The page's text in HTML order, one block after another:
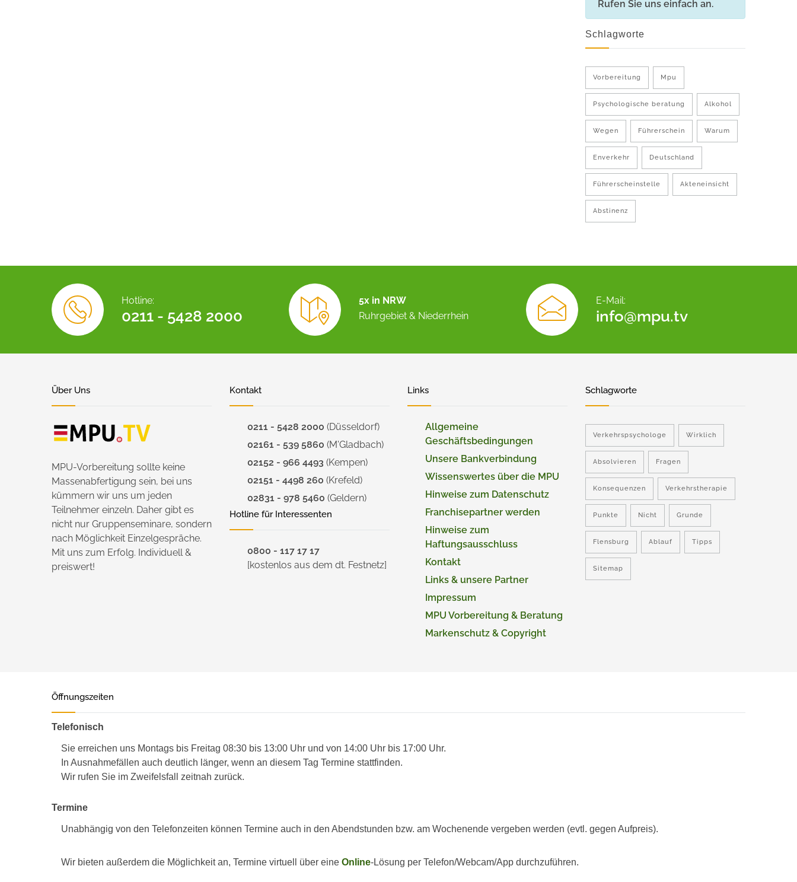
Rufen Sie uns einfach an.
Schlagworte
Vorbereitung Mpu
Psychologische beratung Alkohol
Wegen Führerschein Warum
Enverkehr Deutschland
Führerscheinstelle Akteneinsicht
Abstinenz
Hotline:
0211 - 5428 2000
5x in NRW
Ruhrgebiet & Niederrhein
E-Mail:
info@mpu.tv
Über Uns
MPU-Vorbereitung sollte keine
Massenabfertigung sein, bei uns
kümmern wir uns um jeden
Teilnehmer einzeln. Daher gibt es
nicht nur Gruppenseminare, sondern
nach Möglichkeit Einzelgespräche.
Mit uns zum Erfolg. Individuell &
preiswert!
Kontakt
0211 - 5428 2000 (Düsseldorf)
02161 - 539 5860 (M'Gladbach)
02152 - 966 4493 (Kempen)
02151 - 4498 260 (Krefeld)
02831 - 978 5460 (Geldern)
Hotline für Interessenten
0800 - 117 17 17
[kostenlos aus dem dt. Festnetz]
Links
Allgemeine
Geschäftsbedingungen
Unsere Bankverbindung
Wissenswertes über die MPU
Hinweise zum Datenschutz
Franchisepartner werden
Hinweise zum
Haftungsausschluss
Kontakt
Links & unsere Partner
Impressum
MPU Vorbereitung & Beratung
Markenschutz & Copyright
Schlagworte
Verkehrspsychologe Wirklich
Absolvieren Fragen
Konsequenzen Verkehrstherapie
Punkte Nicht Grunde
Flensburg Ablauf Tipps
Sitemap
Öffnungszeiten
Telefonisch
Sie erreichen uns Montags bis Freitag 08:30 bis 13:00 Uhr und von 14:00 Uhr bis 17:00 Uhr.
In Ausnahmefällen auch deutlich länger, wenn an diesem Tag Termine stattfinden.
Wir rufen Sie im Zweifelsfall zeitnah zurück.
Termine
Unabhängig von den Telefonzeiten können Termine auch in den Abendstunden bzw. am Wochenende vergeben werden (evtl. gegen Aufpreis).
Wir bieten außerdem die Möglichkeit an, Termine virtuell über eine Online-Lösung per Telefon/Webcam/App durchzuführen.